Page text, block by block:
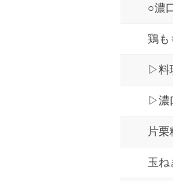
○濃
鶏も
▷料
▷濃
片栗
玉ね